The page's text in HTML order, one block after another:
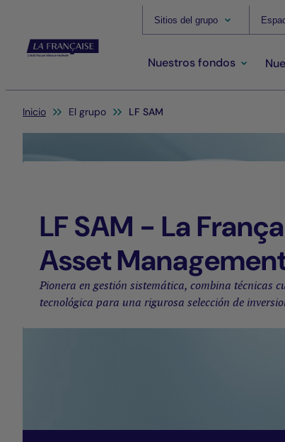
Sitios del grupo
Nuestros fondos
Usted está aquí:
Inicio El grupo LF SAM
LF SAM - La
Asset
Pionera en gestión sistemática, combina técnicas
tecnológica para una rigurosa selección de